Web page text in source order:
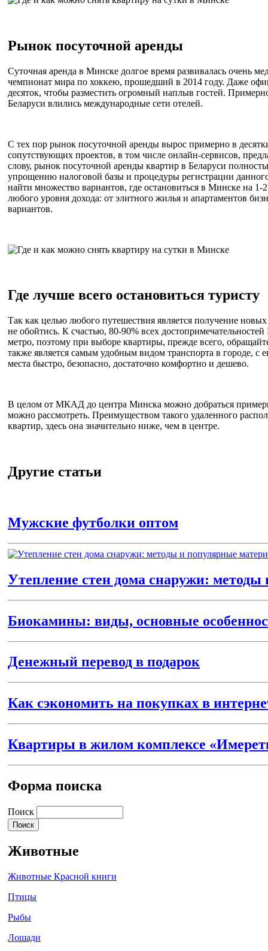
Рынок посуточной аренды
Суточная аренда в Минске долгое время развивалась очень
чемпионат мира по хоккею, прошедший в 2014 году. Даже
десяток, чтобы разместить огромный наплыв гостей.
Беларуси влились международные сети отелей.
С тех пор рынок посуточной аренды вырос примерно в
сопутствующих проектов, в том числе онлайн-сервисов,
слову, рынок посуточной аренды квартир в Беларуси
упрощению налоговой базы и процедуры регистрации
найти множество вариантов, где остановиться в Минске на
любого уровня дохода: от элитного жилья и апартаментов
вариантов.
Где лучше всего остановиться туристу
Так как целью любого путешествия является получение
не обойтись. К счастью, 80-90% всех
метро, поэтому при выборе квартиры, прежде всего,
также является самым удобным видом транспорта в городе, с
места быстро, безопасно, достаточно комфортно и дешево.
В целом от МКАД до центра Минска можно добраться
можно рассмотреть. Преимуществом такого удаленного
квартир, здесь она значительно ниже, чем в центре.
Другие статьи
Мужские футболки оптом
Утепление стен дома снаружи:
Биокамины: виды, основные
Денежный перевод в подарок
Как сэкономить на покупках в
Квартиры в жилом комплексе
Форма поиска
Поиск
Животные
Животные Красной книги
Птицы
Рыбы
Лошади